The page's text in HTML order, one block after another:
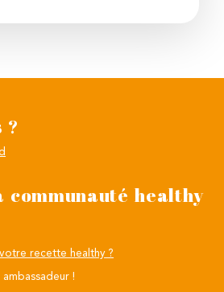
?
communauté healthy
recette healthy ?
!